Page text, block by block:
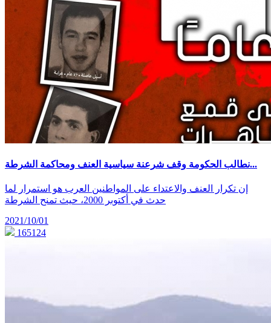
نطالب الحكومة وقف شرعنة سياسية العنف ومحاكمة الشرطة...
إن تكرار العنف والاعتداء على المواطنين العرب هو استمرار لما
حدث في أكتوبر 2000، حيث تمنح الشرطة
2021/10/01
165124